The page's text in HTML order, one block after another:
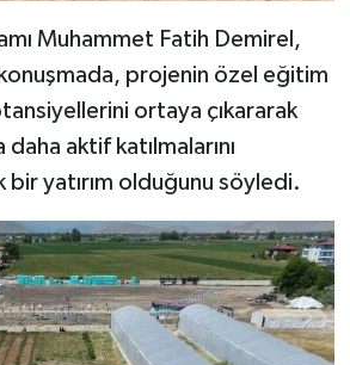
Muhammet Fatih Demirel,
projenin özel eğitim
ortaya çıkararak
aktif katılmalarını
bir yatırım olduğunu söyledi.